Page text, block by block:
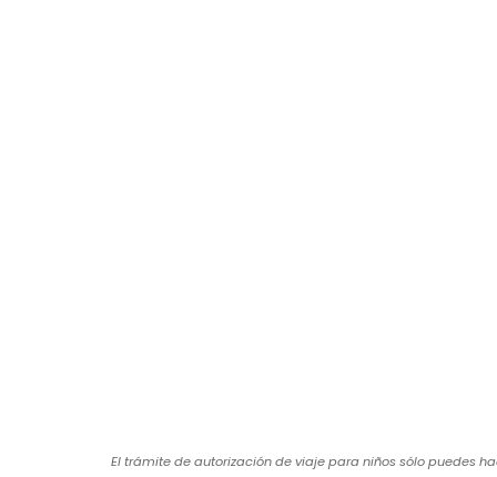
El trámite de autorización de viaje para niños sólo puedes